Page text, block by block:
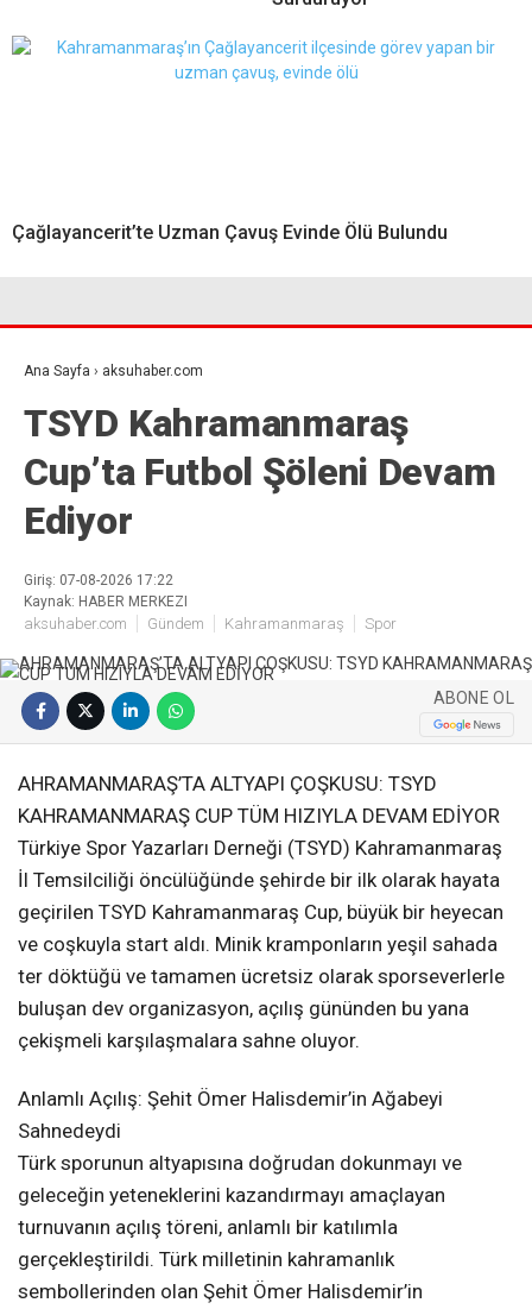
Çağlayancerit’te Uzman Çavuş Evinde Ölü Bulundu
Ana Sayfa › aksuhaber.com
TSYD Kahramanmaraş
Cup’ta Futbol Şöleni Devam
Ediyor
Giriş: 07-08-2026 17:22
Kaynak: HABER MERKEZI
aksuhaber.com Gündem Kahramanmaraş Spor
ABONE OL
AHRAMANMARAŞ’TA ALTYAPI ÇOŞKUSU: TSYD
KAHRAMANMARAŞ CUP TÜM HIZIYLA DEVAM EDİYOR
Türkiye Spor Yazarları Derneği (TSYD) Kahramanmaraş
İl Temsilciliği öncülüğünde şehirde bir ilk olarak hayata
geçirilen TSYD Kahramanmaraş Cup, büyük bir heyecan
ve coşkuyla start aldı. Minik kramponların yeşil sahada
ter döktüğü ve tamamen ücretsiz olarak sporseverlerle
buluşan dev organizasyon, açılış gününden bu yana
çekişmeli karşılaşmalara sahne oluyor.
Anlamlı Açılış: Şehit Ömer Halisdemir’in Ağabeyi
Sahnedeydi
Türk sporunun altyapısına doğrudan dokunmayı ve
geleceğin yeteneklerini kazandırmayı amaçlayan
turnuvanın açılış töreni, anlamlı bir katılımla
gerçekleştirildi. Türk milletinin kahramanlık
sembollerinden olan Şehit Ömer Halisdemir’in